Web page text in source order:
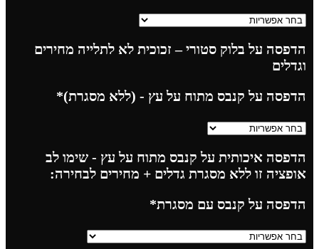
הדפסה על בלוק סטורי – זכוכית לא לתלייה מחירים
וגדלים
הדפסה על קנבס מתוח על עץ - (ללא מסגרת)*
הדפסה איכותית על קנבס מתוח על עץ - שימו לב
אופציה זו ללא מסגרת גדלים + מחירים לבחירה:
הדפסה על קנבס עם מסגרת*